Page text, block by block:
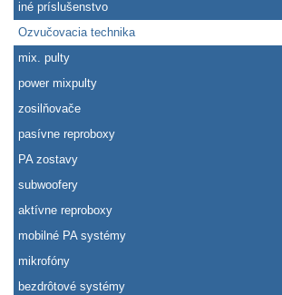
iné príslušenstvo
Ozvučovacia technika
mix. pulty
power mixpulty
zosilňovače
pasívne reproboxy
PA zostavy
subwoofery
aktívne reproboxy
mobilné PA systémy
mikrofóny
bezdrôtové systémy